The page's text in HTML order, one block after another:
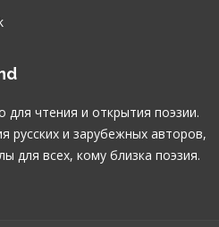
чтения и открытия поэзии.
русских и зарубежных авторов,
для всех, кому близка поэзия.